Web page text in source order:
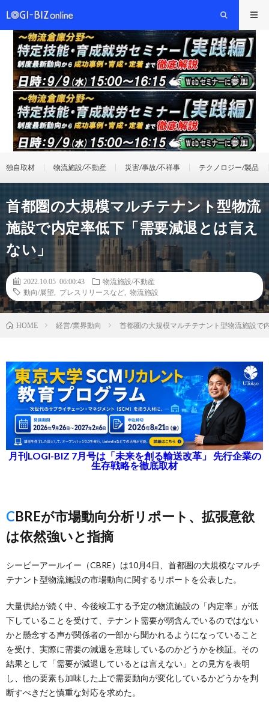
独自取材 物流施設/不動産 災害/事故/不祥事 テクノロジー/製品
首都圏の大規模マルチテナント型物流
施設で内定率低下「需要減退とは言え
ない」
2022.10.05 06:00:43
物流施設/不動産
動向/展望
プレスリリースなど 物流施設
HOME 経営/業界動向 首都圏の大規模マルチテナント型物流施設で
月刊LOGI-BIZ 7月号は「未来を創る輸送改革」 先行企業の
生存戦略を徹底取材
CBREが市場動向分析リポート、拡張意欲
は依然強いと指摘
シービーアールイー（CBRE）は10月4日、首都圏の大規模なマルチ
テナント型物流施設の市場動向に関するリポートを公表した。
大量供給が続く中、今後竣工する予定の物流施設の「内定率」が低
下していることを受けて、テナント需要が弱含んでいるのではない
かと懸念する声が関係者の一部から聞かれるようになっていること
を受け、実際に需要の減退を意味しているのかどうかを検証。その
結果として「需要が減退しているとは言えない」との見方を表明
し、他の要素も加味した上で需要動向が変化しているかどうかを判
断すべきだと慎重な対応を求めた。